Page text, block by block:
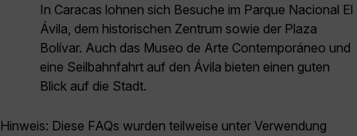
In Caracas lohnen sich Besuche im Parque Nacional El
Ávila, dem historischen Zentrum sowie der Plaza
Bolívar. Auch das Museo de Arte Contemporáneo und
eine Seilbahnfahrt auf den Ávila bieten einen guten
Blick auf die Stadt.
Hinweis: Diese FAQs wurden teilweise unter Verwendung